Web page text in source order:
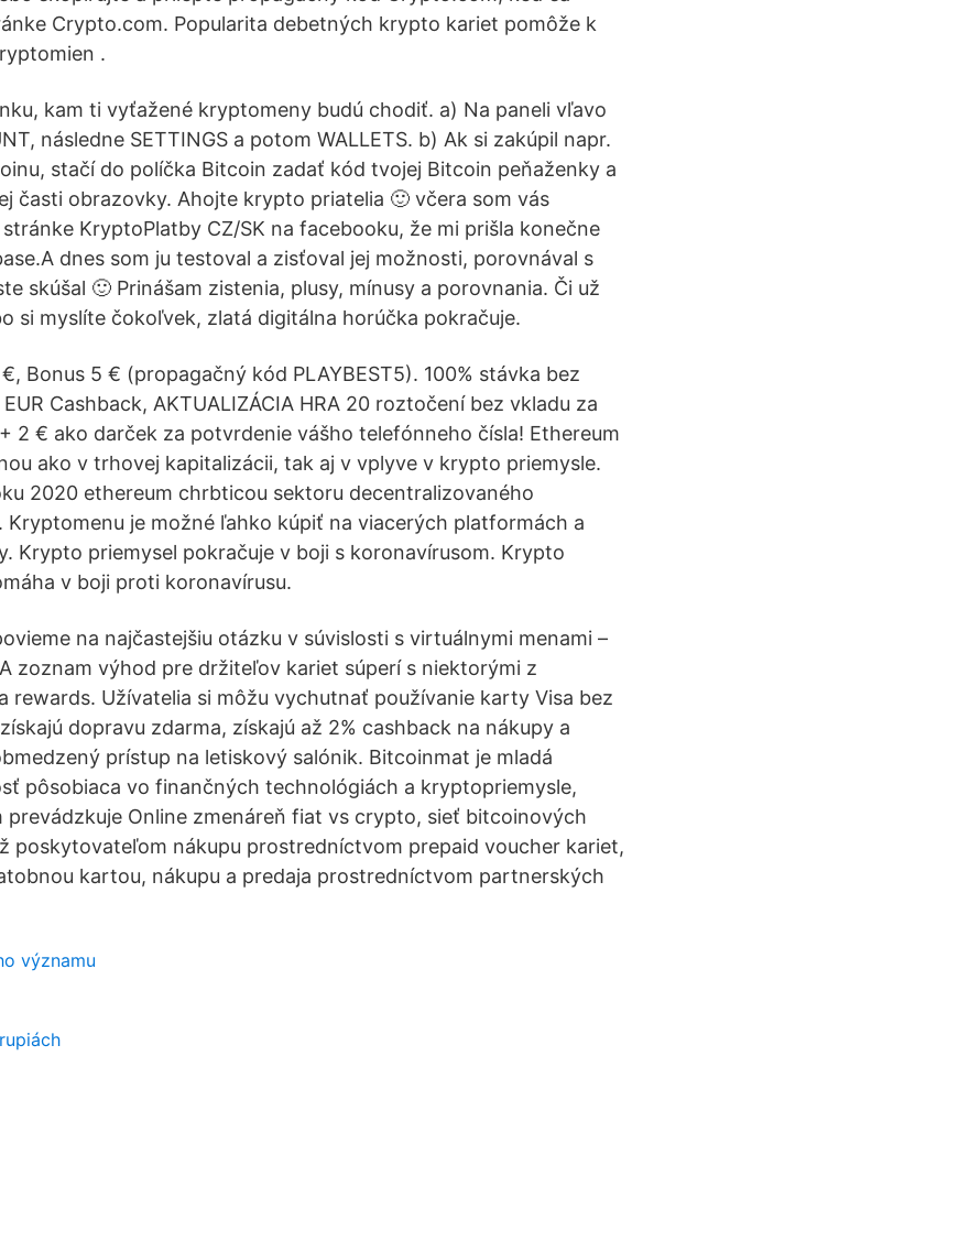
Crypto.com. Popularita debetných krypto kariet pomôže k
.
kam ti vyťažené kryptomeny budú chodiť. a) Na paneli vľavo
následne SETTINGS a potom WALLETS. b) Ak si zakúpil napr.
stačí do políčka Bitcoin zadať kód tvojej Bitcoin peňaženky a
časti obrazovky. Ahojte krypto priatelia 🙂 včera som vás
KryptoPlatby CZ/SK na facebooku, že mi prišla konečne
dnes som ju testoval a zisťoval jej možnosti, porovnával s
skúšal 🙂 Prinášam zistenia, plusy, mínusy a porovnania. Či už
si myslíte čokoľvek, zlatá digitálna horúčka pokračuje.
Bonus 5 € (propagačný kód PLAYBEST5). 100% stávka bez
Cashback, AKTUALIZÁCIA HRA 20 roztočení bez vkladu za
2 € ako darček za potvrdenie vášho telefónneho čísla! Ethereum
ako v trhovej kapitalizácii, tak aj v vplyve v krypto priemysle.
2020 ethereum chrbticou sektoru decentralizovaného
Kryptomenu je možné ľahko kúpiť na viacerých platformách a
Krypto priemysel pokračuje v boji s koronavírusom. Krypto
v boji proti koronavírusu.
na najčastejšiu otázku v súvislosti s virtuálnymi menami –
zoznam výhod pre držiteľov kariet súperí s niektorými z
rewards. Užívatelia si môžu vychutnať používanie karty Visa bez
dopravu zdarma, získajú až 2% cashback na nákupy a
prístup na letiskový salónik. Bitcoinmat je mladá
pôsobiaca vo finančných technológiách a kryptopriemysle,
Online zmenáreň fiat vs crypto, sieť bitcoinových
poskytovateľom nákupu prostredníctvom prepaid voucher kariet,
kartou, nákupu a predaja prostredníctvom partnerských
významu